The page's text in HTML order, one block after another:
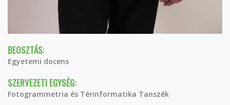
BEOSZTÁS:
Egyetemi docens
SZERVEZETI EGYSÉG:
Fotogrammetria és Térinformatika Tanszék